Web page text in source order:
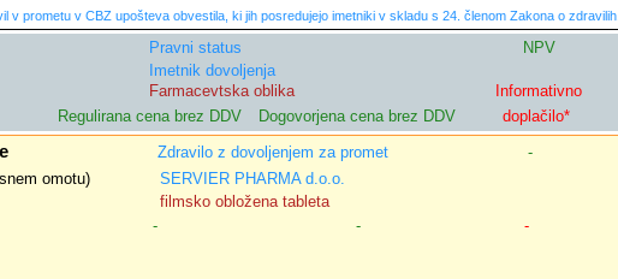
v prometu v CBZ upošteva obvestila, ki jih posredujejo imetniki v skladu s 24. členom Zakona o zdravilih.
Pravni status NPV
Imetnik dovoljenja
Farmacevtska oblika
Informativno
Regulirana cena brez DDV Dogovorjena cena brez DDV doplačilo*
Zdravilo z dovoljenjem za promet -
omotu)
SERVIER PHARMA d.o.o.
filmsko obložena tableta
- - -